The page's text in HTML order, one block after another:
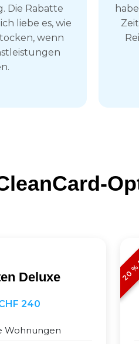
Die Rabatte
liebe es, wie
wenn
Deluxe
240
Wohnungen
20